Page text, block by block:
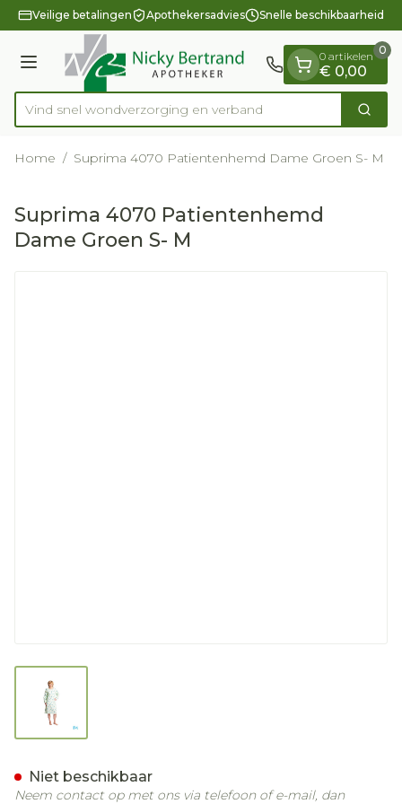
Ga naar de inhoud
1 van 1
Veilige betalingen Apothekersadvies Snelle beschikbaarheid
Menu
Product, merk, categorie...
Vind snel wondverzorging en verband Zoek
0 artikelen
€ 0,00
0
Home / Suprima 4070 Patientenhemd Dame Groen S- M
Suprima 4070 Patientenhemd
Dame Groen S- M
View larger image
Niet beschikbaar
Neem contact op met ons via telefoon of e-mail, dan